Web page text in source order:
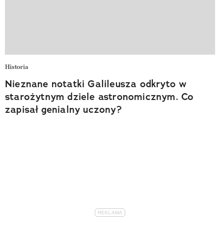
Historia
Nieznane notatki Galileusza odkryto w
starożytnym dziele astronomicznym. Co
zapisał genialny uczony?